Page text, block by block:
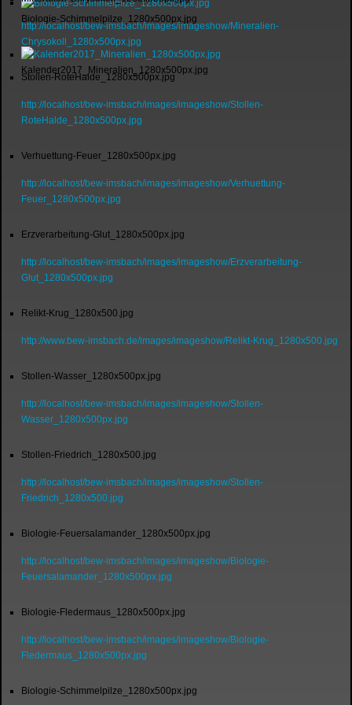
Biologie-Schimmelpilze_1280x500px.jpg
Kalender2017_Mineralien_1280x500px.jpg
http://localhost/bew-imsbach/images/imageshow/Mineralien-
Chrysokoll_1280x500px.jpg
Stollen-RoteHalde_1280x500px.jpg
http://localhost/bew-imsbach/images/imageshow/Stollen-
RoteHalde_1280x500px.jpg
Verhuettung-Feuer_1280x500px.jpg
http://localhost/bew-imsbach/images/imageshow/Verhuettung-
Feuer_1280x500px.jpg
Erzverarbeitung-Glut_1280x500px.jpg
http://localhost/bew-imsbach/images/imageshow/Erzverarbeitung-
Glut_1280x500px.jpg
Relikt-Krug_1280x500.jpg
http://www.bew-imsbach.de/images/imageshow/Relikt-Krug_1280x500.jpg
Stollen-Wasser_1280x500px.jpg
http://localhost/bew-imsbach/images/imageshow/Stollen-
Wasser_1280x500px.jpg
Stollen-Friedrich_1280x500.jpg
http://localhost/bew-imsbach/images/imageshow/Stollen-
Friedrich_1280x500.jpg
Biologie-Feuersalamander_1280x500px.jpg
http://localhost/bew-imsbach/images/imageshow/Biologie-
Feuersalamander_1280x500px.jpg
Biologie-Fledermaus_1280x500px.jpg
http://localhost/bew-imsbach/images/imageshow/Biologie-
Fledermaus_1280x500px.jpg
Biologie-Schimmelpilze_1280x500px.jpg